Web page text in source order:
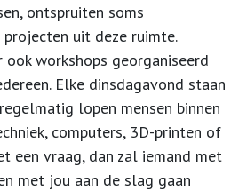
ontspruiten soms
uit deze ruimte.
workshops georganiseerd
Elke dinsdagavond staan
lopen mensen binnen
computers, 3D-printen of
een vraag, dan zal iemand met
met jou aan de slag gaan